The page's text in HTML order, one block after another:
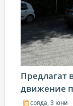
Предлагат
движение
сряда, 3 юни